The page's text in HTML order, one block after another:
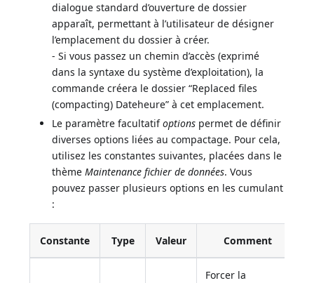
dialogue standard d’ouverture de dossier
apparaît, permettant à l’utilisateur de désigner
l’emplacement du dossier à créer.
- Si vous passez un chemin d’accès (exprimé
dans la syntaxe du système d’exploitation), la
commande créera le dossier “Replaced files
(compacting) Dateheure” à cet emplacement.
Le paramètre facultatifoptions permet de définir
diverses options liées au compactage. Pour cela,
utilisez les constantes suivantes, placées dans le
thèmeMaintenance fichier de données. Vous
pouvez passer plusieurs options en les cumulant
:
Constante Type Valeur Comment
Forcer la